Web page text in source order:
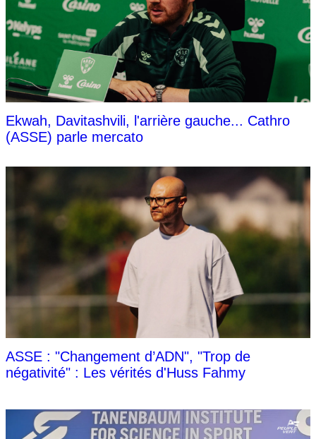
Ekwah, Davitashvili, l'arrière gauche... Cathro
(ASSE) parle mercato
ASSE : "Changement d’ADN", "Trop de
négativité" : Les vérités d'Huss Fahmy